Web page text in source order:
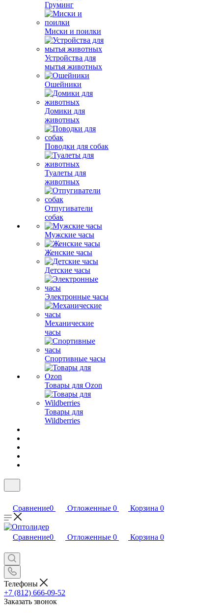
Груминг
Миски и поилки
Устройства для
мытья животных
Ошейники
Домики для
животных
Поводки для собак
Туалеты для
животных
Отпугиватели
собак
Мужские часы
Женские часы
Детские часы
Электронные часы
Механические
часы
Спортивные часы
Товары для Ozon
Товары для
Wildberries
Сравнение0 Отложенные 0 Корзина 0
Сравнение0 Отложенные 0 Корзина 0
Телефоны
+7 (812) 666-09-52
Заказать звонок